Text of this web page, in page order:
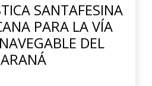
SANTAFESINA
PARA LA VÍA
DEL